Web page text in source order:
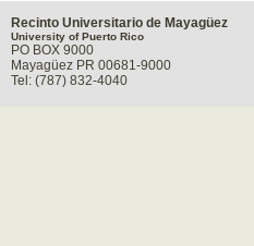
Recinto Universitario de Mayagüez
University of Puerto Rico
PO BOX 9000
Mayagüez PR 00681-9000
Tel: (787) 832-4040